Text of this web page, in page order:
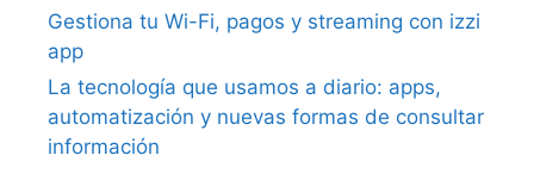
Gestiona tu Wi-Fi, pagos y streaming con izzi
app
La tecnología que usamos a diario: apps,
automatización y nuevas formas de consultar
información